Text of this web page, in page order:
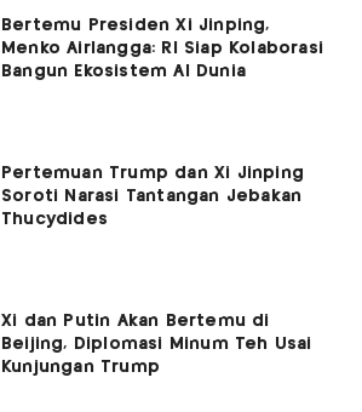
Bertemu Presiden Xi Jinping,
Menko Airlangga: RI Siap Kolaborasi
Bangun Ekosistem AI Dunia
Pertemuan Trump dan Xi Jinping
Soroti Narasi Tantangan Jebakan
Thucydides
Xi dan Putin Akan Bertemu di
Beijing, Diplomasi Minum Teh Usai
Kunjungan Trump